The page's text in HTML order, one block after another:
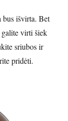
bus išvirta. Bet
galite virti šiek
sriubos ir
pridėti.